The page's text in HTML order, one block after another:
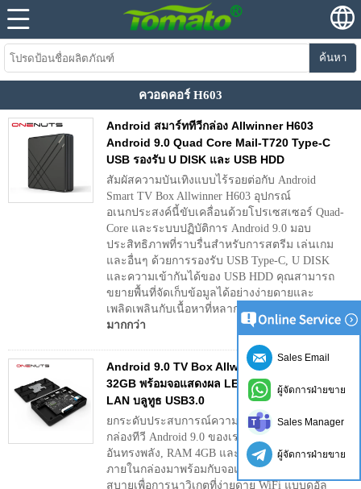
ค้นหา
ควอดคอร์ H603
Android สมาร์ททีวีกล่อง Allwinner H603
Android 9.0 Quad Core Mail-T720 Type-C
USB รองรับ U DISK และ USB HDD
สัมผัสความบันเทิงแบบไร้รอยต่อกับ Android
Smart TV Box Allwinner H603 อุปกรณ์
อเนกประสงค์นี้ขับเคลื่อนด้วยโปรเซสเซอร์ Quad-
Core และระบบปฏิบัติการ Android 9.0 มอบ
ประสิทธิภาพที่ราบรื่นสำหรับการสตรีม เล่นเกม
และอื่นๆ ด้วยการรองรับ USB Type-C, U DISK
และความเข้ากันได้ของ USB HDD คุณสามารถ
ขยายพื้นที่จัดเก็บข้อมูลได้อย่างง่ายดายและ
เพลิดเพลินกับเนื้อหาที่หลากหลายบนทีวีของคุณ
มากกว่า
Android 9.0 TV Box Allwinner H6 ชิป 4GB
32GB พร้อมจอแสดงผล LED Dual Band WiFi
LAN บลูทูธ USB3.0
ยกระดับประสบการณ์ความบันเทิงของคุณด้วย
กล่องทีวี Android 9.0 ของเราที่มีชิป Allwinner H6
อันทรงพลัง, RAM 4GB และพื้นที่เก็บข้อมูล 32GB
ภายในกล่องมาพร้อมกับจอแสดงผล LED ที่สะดวก
สบายเพื่อการนาวิเกตที่ง่ายดาย WiFi แบบดูอัล
Sales Email
ผู้จัดการฝ่ายขาย
Sales Manager
ผู้จัดการฝ่ายขาย